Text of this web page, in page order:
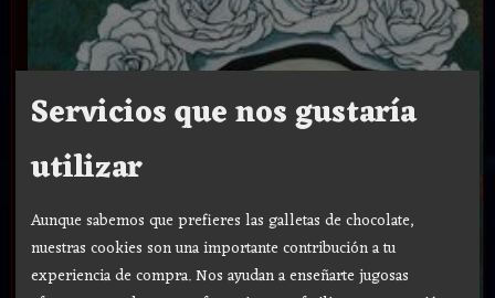
Servicios que nos gustaría
utilizar
Aunque sabemos que prefieres las galletas de chocolate,
nuestras cookies son una importante contribución a tu
experiencia de compra. Nos ayudan a enseñarte jugosas